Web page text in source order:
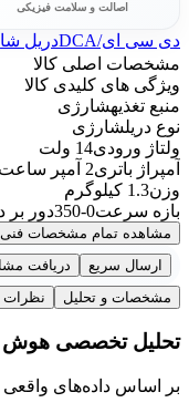
اصالت و سلامت فیزیکی
دی سی ای/DCA دریل
مشخصات اصلی کالا
ویژگی های کلیدی کالا
منبع تغذیهشارژی
نوع دریلشارژی
ولتاژ ورودی14 ولت
آمپراژ باتری2 آمپر ساعت
وزن1.3 کیلوگرم
بازه سرعت0-350دور بر دقیقه، 0-1300 دور بر دقیقه
مشاهده تمام مشخصات فنی
ارسال سریع
دریافت
مشخصات و تحلیل
نظرات
تحلیل تخصصی
بر اساس داده‌های